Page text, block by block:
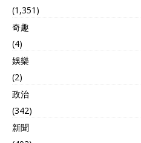
罗斯拥有大量核武器，包括
洲际导弹和核潜艇，能够直
接威胁美国本土。基辛格认
为，俄罗斯有足够的底气和
能力与美国硬碰硬，因为它
继承了苏联庞大的核武库，
双方都具备相互毁灭的能
力。 说到日本，可能让人感
到意外——毕竟它是美国的
盟友，二战后靠美国的扶持
(1,351)
奇趣
(4)
娛樂
(2)
政治
(342)
新聞